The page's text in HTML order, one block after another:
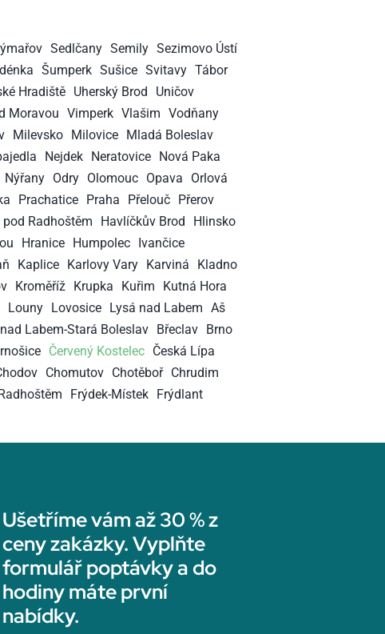
Sedlčany Semily Sezimovo Ústí
Šumperk Sušice Svitavy Tábor
Hradiště Uherský Brod
Uničov
Moravou Vimperk Vlašim Vodňany
Milevsko Milovice
Mladá Boleslav
Nejdek Neratovice
Nová Paka
Nýřany Odry Olomouc Opava
Orlová
Prachatice Praha Přelouč Přerov
pod Radhoštěm Havlíčkův Brod
Hlinsko
Hranice Humpolec
Ivančice
Kaplice Karlovy Vary Karviná
Kladno
Kroměříž Krupka Kuřim
Kutná Hora
Louny Lovosice Lysá nad Labem Aš
Labem-Stará Boleslav Břeclav
Brno
Červený Kostelec Česká Lípa
Chomutov Chotěboř
Chrudim
Frýdek-Místek Frýdlant
Ušetříme vám až 30 % z
ceny zakázky. Vyplňte
formulář poptávky a do
hodiny máte první
nabídky.